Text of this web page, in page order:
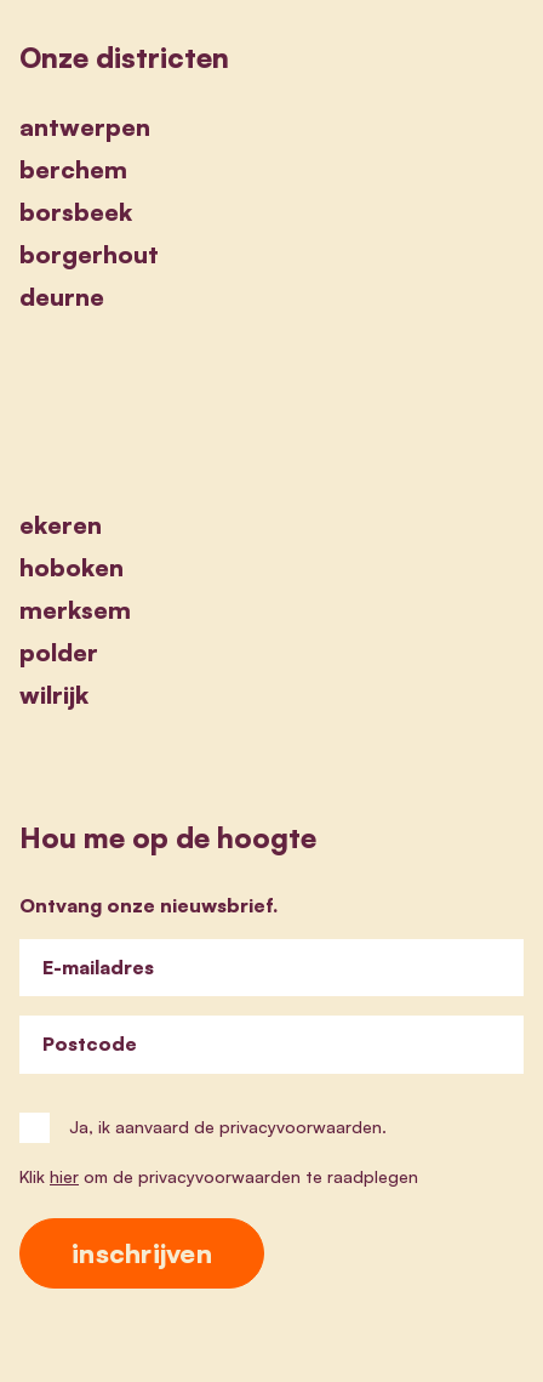
Onze districten
antwerpen
berchem
borsbeek
borgerhout
deurne
ekeren
hoboken
merksem
polder
wilrijk
Hou me op de hoogte
Ontvang onze nieuwsbrief.
E-mailadres
Postcode
Ja, ik aanvaard de privacyvoorwaarden.
Klik hier om de privacyvoorwaarden te raadplegen